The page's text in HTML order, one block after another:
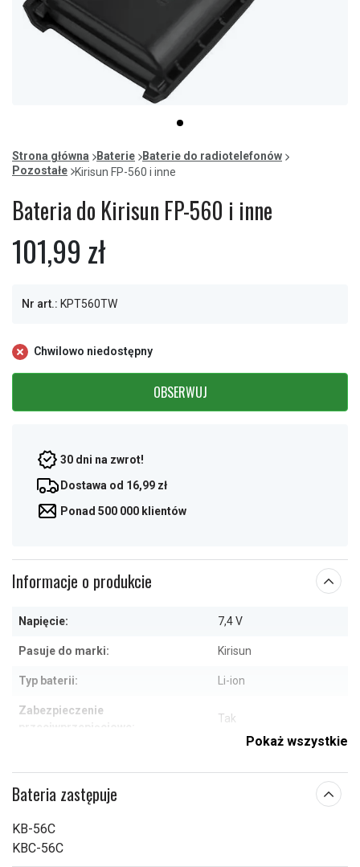
item
0
of
1
Strona główna Baterie
Baterie do radiotelefonów
Pozostałe
Kirisun FP-560 i inne
Bateria do Kirisun FP-560 i inne
101,99 zł
Nr art.: KPT560TW
Chwilowo niedostępny
OBSERWUJ
30 dni na zwrot!
Dostawa od 16,99 zł
Ponad 500 000 klientów
Informacje o produkcie
Napięcie: 7,4 V
Pasuje do marki: Kirisun
Typ baterii: Li-ion
Zabezpieczenie
Tak
mm
Pojemność:
Sprawdź, co oznaczają poszczególne parametry
Pokaż wszystkie
Bateria zastępuje
KB-56C
KBC-56C